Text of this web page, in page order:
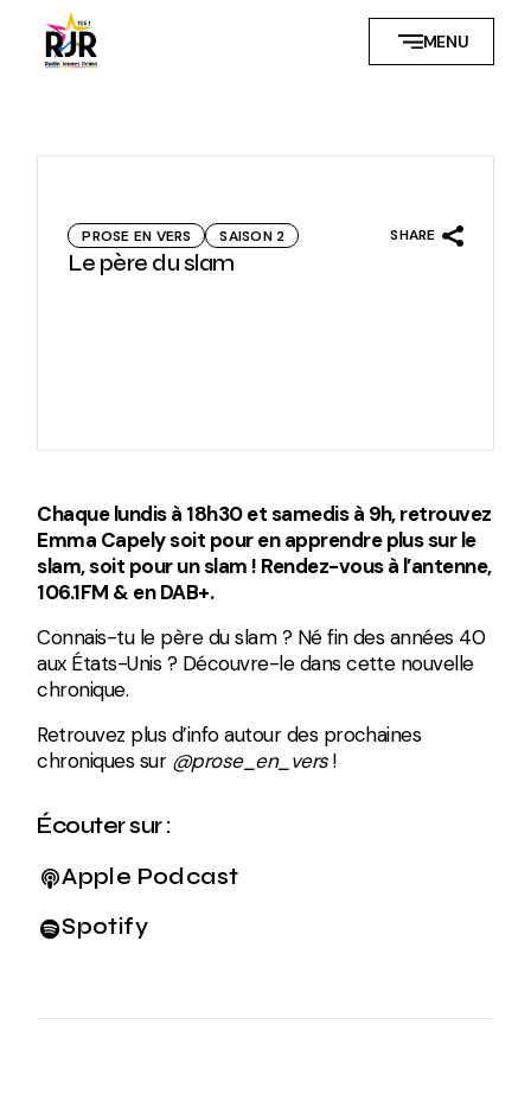
content
MENU
PROSE EN VERS SAISON 2
Le père du slam
SHARE
Chaque lundis à 18h30 et samedis à 9h, retrouvez
Emma Capely soit pour en apprendre plus sur le
slam, soit pour un slam ! Rendez-vous à l’antenne,
106.1FM & en DAB+.
Connais-tu le père du slam ? Né fin des années 40
aux États-Unis ? Découvre-le dans cette nouvelle
chronique.
Retrouvez plus d’info autour des prochaines
chroniques sur @prose_en_vers!
Écouter sur :
Apple Podcast
Spotify